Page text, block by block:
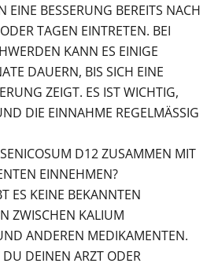
EINE BESSERUNG BEREITS NACH
TAGEN EINTRETEN. BEI
KANN ES EINIGE
DAUERN, BIS SICH EINE
ZEIGT. ES IST WICHTIG,
DIE EINNAHME REGELMÄSSIG F
D12 ZUSAMMEN MIT
EINNEHMEN?
ES KEINE BEKANNTEN
ZWISCHEN KALIUM
ANDEREN MEDIKAMENTEN.
DEINEN ARZT ODER